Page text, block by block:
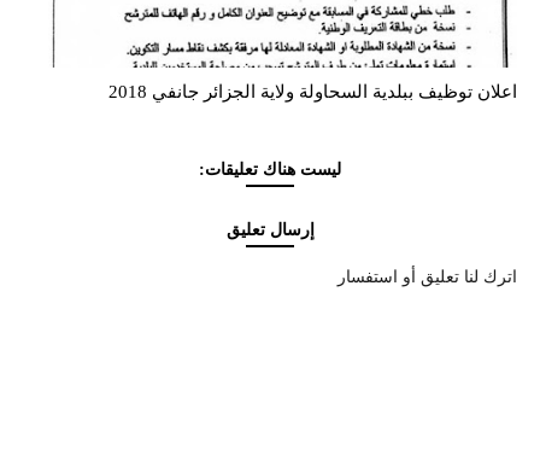
اعلان توظيف ببلدية السحاولة ولاية الجزائر جانفي 2018
ليست هناك تعليقات:
إرسال تعليق
اترك لنا تعليق أو استفسار